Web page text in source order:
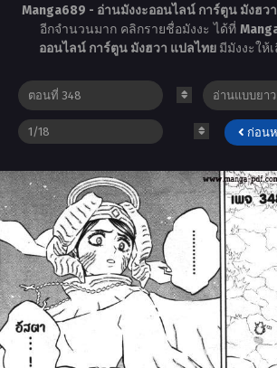
Manga689 - อ่านมังงะออนไลน์ การ์ตูน มังฮว
อีกจำนวนมาก คลิกรายชื่อมังงะ ได้ที่
ออนไลน์ การ์ตูน มังฮวา แปลไทย มีมังงะให้
ก่อน